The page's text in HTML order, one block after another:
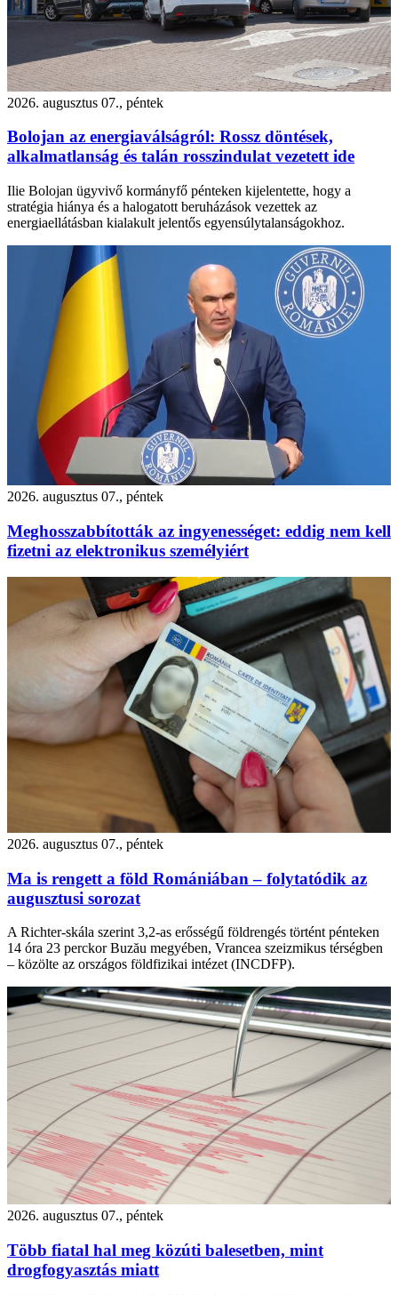
2026. augusztus 07., péntek
Bolojan az energiaválságról: Rossz döntések,
alkalmatlanság és talán rosszindulat vezetett ide
Ilie Bolojan ügyvivő kormányfő pénteken kijelentette, hogy a
stratégia hiánya és a halogatott beruházások vezettek az
energiaellátásban kialakult jelentős egyensúlytalanságokhoz.
2026. augusztus 07., péntek
Meghosszabbították az ingyenességet: eddig nem kell
fizetni az elektronikus személyiért
2026. augusztus 07., péntek
Ma is rengett a föld Romániában – folytatódik az
augusztusi sorozat
A Richter-skála szerint 3,2-as erősségű földrengés történt pénteken
14 óra 23 perckor Buzău megyében, Vrancea szeizmikus térségben
– közölte az országos földfizikai intézet (INCDFP).
2026. augusztus 07., péntek
Több fiatal hal meg közúti balesetben, mint
drogfogyasztás miatt